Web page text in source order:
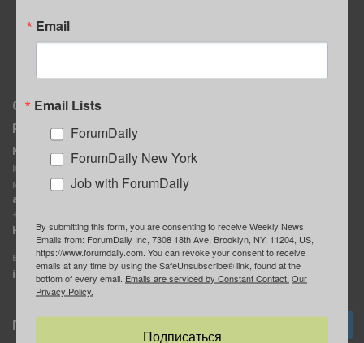
О нас
Реклама
MediaKit
Контактное лицо:
Марина Баранчук
ad@forumdaily.com
+1 347-604-1261
Наши рекламодатели
E-mail редакции:
info@forumdaily.com
Группа “ИЩУ СОВЕТА”
ForumDaily
Подписка
Email
Email Lists
ForumDaily
ForumDaily New York
Job with ForumDaily
By submitting this form, you are consenting to receive Weekly News
Emails from: ForumDaily Inc, 7308 18th Ave, Brooklyn, NY, 11204, US,
https://www.forumdaily.com. You can revoke your consent to receive
emails at any time by using the SafeUnsubscribe® link, found at the
bottom of every email. Emails are serviced by Constant Contact. Our
Privacy Policy.
Подписаться